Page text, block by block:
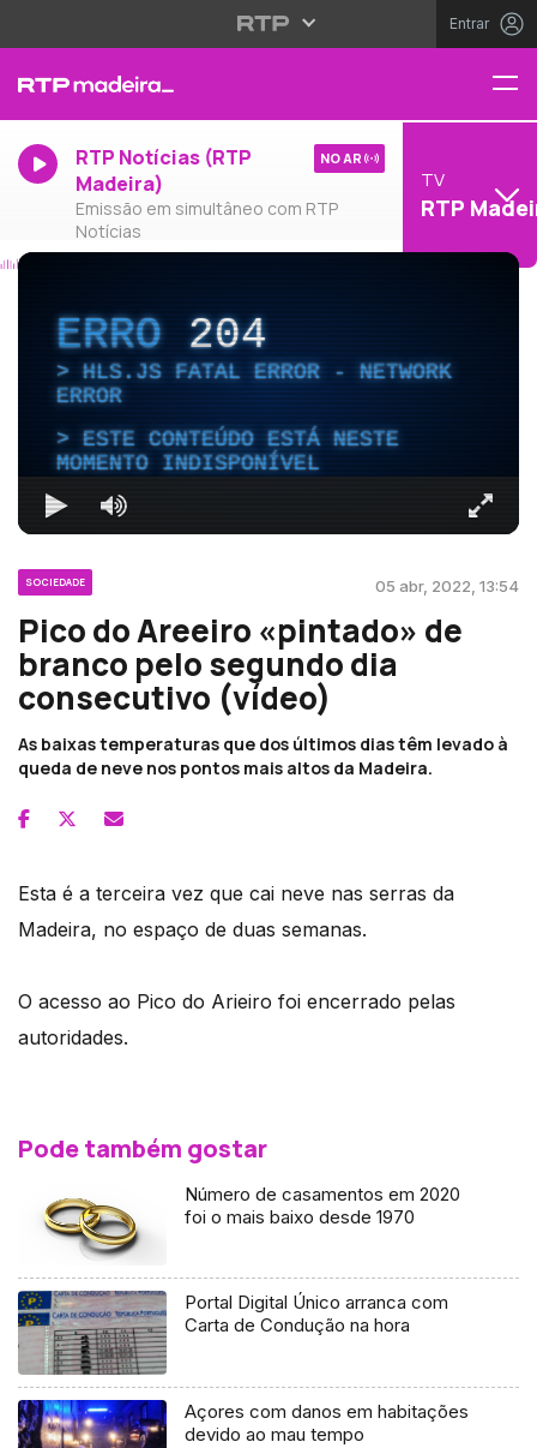
Entrar
RTP Notícias (RTP
Madeira)
Emissão em simultâneo com RTP
Notícias
NO AR
TV
RTP
ERRO204
HLS.JS FATAL ERROR - NETWORK
ERROR
ESTE CONTEÚDO ESTÁ NESTE
MOMENTO INDISPONÍVEL
SOCIEDADE 05 abr, 2022, 13:54
Pico do Areeiro «pintado» de
branco pelo segundo dia
consecutivo (vídeo)
As baixas temperaturas que dos últimos dias têm levado à
queda de neve nos pontos mais altos da Madeira.
Esta é a terceira vez que cai neve nas serras da
Madeira, no espaço de duas semanas.
O acesso ao Pico do Arieiro foi encerrado pelas
autoridades.
Pode também gostar
Número de casamentos em 2020
foi o mais baixo desde 1970
Portal Digital Único arranca com
Carta de Condução na hora
Açores com danos em habitações
devido ao mau tempo